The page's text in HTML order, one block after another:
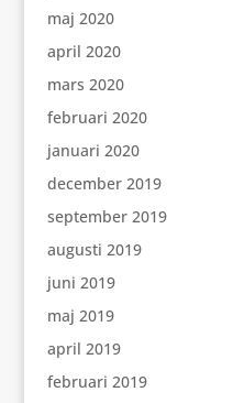
maj 2020
april 2020
mars 2020
februari 2020
januari 2020
december 2019
september 2019
augusti 2019
juni 2019
maj 2019
april 2019
februari 2019